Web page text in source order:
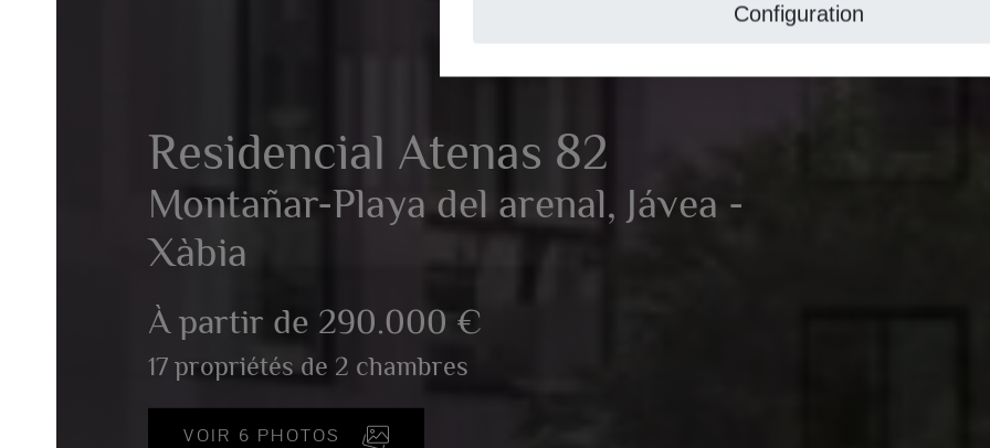
Configuration
Residencial Atenas 82
Montañar-Playa del arenal, Jávea -
Xàbia
À partir de 290.000 €
17 propriétés de 2 chambres
VOIR 6 PHOTOS